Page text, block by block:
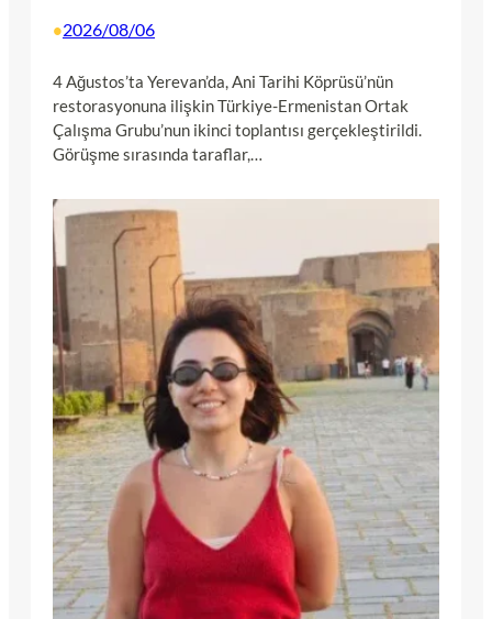
•2026/08/06
4 Ağustos’ta Yerevan’da, Ani Tarihi Köprüsü’nün
restorasyonuna ilişkin Türkiye-Ermenistan Ortak
Çalışma Grubu’nun ikinci toplantısı gerçekleştirildi.
Görüşme sırasında taraflar,…